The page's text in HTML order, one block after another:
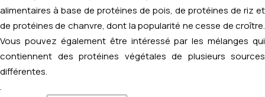
alimentaires à base de protéines de pois, de protéines de riz et
de protéines de chanvre, dont la popularité ne cesse de croître.
Vous pouvez également être intéressé par les mélanges qui
contiennent des protéines végétales de plusieurs sources
différentes.